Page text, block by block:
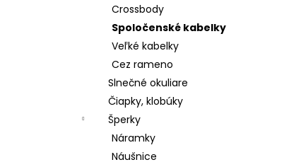
Crossbody
Spoločenské kabelky
Veľké kabelky
Cez rameno
Slnečné okuliare
Čiapky, klobúky
Šperky
Náramky
Náušnice
TYLOVÉ MIDI ŠATY CLAUDIA
€24,90